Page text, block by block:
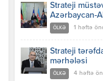
Strateji
Azərbaycan-
ÖLKƏ 1 həftə
Strateji
mərhələsi
ÖLKƏ 4 həftə